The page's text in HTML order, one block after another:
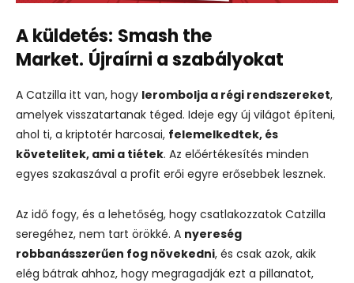
A küldetés: Smash the
Market. Újraírni a szabályokat
A Catzilla itt van, hogy lerombolja a régi rendszereket,
amelyek visszatartanak téged. Ideje egy új világot építeni,
ahol ti, a kriptotér harcosai, felemelkedtek, és
követelitek, ami a tiétek. Az előértékesítés minden
egyes szakaszával a profit erői egyre erősebbek lesznek.
Az idő fogy, és a lehetőség, hogy csatlakozzatok Catzilla
seregéhez, nem tart örökké. A nyereség
robbanásszerűen fog növekedni, és csak azok, akik
elég bátrak ahhoz, hogy megragadják ezt a pillanatot,